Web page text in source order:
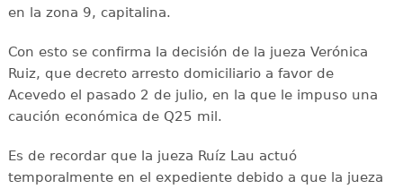
en la zona 9, capitalina.
Con esto se confirma la decisión de la jueza Verónica
Ruiz, que decreto arresto domiciliario a favor de
Acevedo el pasado 2 de julio, en la que le impuso una
caución económica de Q25 mil.
Es de recordar que la jueza Ruíz Lau actuó
temporalmente en el expediente debido a que la jueza